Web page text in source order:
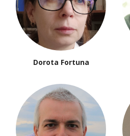
Dorota Fortuna